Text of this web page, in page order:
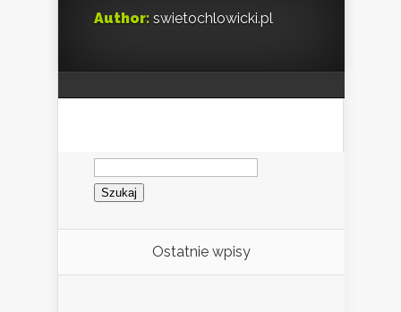
Author: swietochlowicki.pl
Szukaj:
Ostatnie wpisy